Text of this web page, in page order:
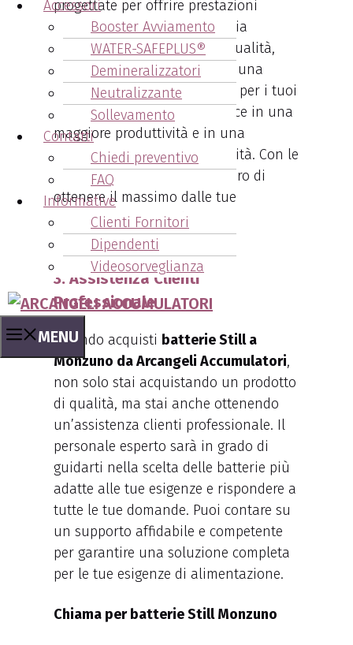
Accessori
Booster Avviamento
WATER-SAFEPLUS®
Demineralizzatori
Neutralizzante
Sollevamento
Contatti
Chiedi preventivo
FAQ
Informative
Clienti Fornitori
Dipendenti
Videosorveglianza
MENU
progettate per offrire prestazioni
ottimali. Con la loro tecnologia
avanzata e il design di alta qualità,
queste batterie garantiscono una
potenza costante e affidabile per i tuoi
carrelli elevatori. Ciò si traduce in una
maggiore produttività e in una
riduzione dei tempi di inattività. Con le
batterie Still, puoi essere sicuro di
ottenere il massimo dalle tue
operazioni industriali.
3. Assistenza Clienti
Professionale
Quando acquisti batterie Still a
Monzuno da Arcangeli Accumulatori,
non solo stai acquistando un prodotto
di qualità, ma stai anche ottenendo
un’assistenza clienti professionale. Il
personale esperto sarà in grado di
guidarti nella scelta delle batterie più
adatte alle tue esigenze e rispondere a
tutte le tue domande. Puoi contare su
un supporto affidabile e competente
per garantire una soluzione completa
per le tue esigenze di alimentazione.
Chiama per batterie Still Monzuno